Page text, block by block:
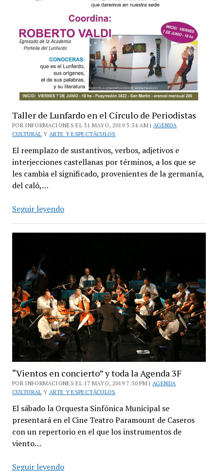
Taller de Lunfardo en el Círculo de Periodistas
POR INFORMACIONES EL 31 MAYO, 2019 3:34 AM | AGENDA
CULTURAL Y ARTE Y ESPECTÁCULOS
El reemplazo de sustantivos, verbos, adjetivos e
interjecciones castellanas por términos, a los que se
les cambia el significado, provenientes de la germanía,
del caló,…
Seguir leyendoTaller
Lunfardo
Círculo
de
Periodistas
“Vientos en concierto” y toda la Agenda 3F
POR INFORMACIONES EL 17 MAYO, 2019 7:30 PM |AGENDA
CULTURAL Y ARTE Y ESPECTÁCULOS
El sábado la Orquesta Sinfónica Municipal se
presentará en el Cine Teatro Paramount de Caseros
con un repertorio en el que los instrumentos de
viento…
Seguir leyendo“Vientos